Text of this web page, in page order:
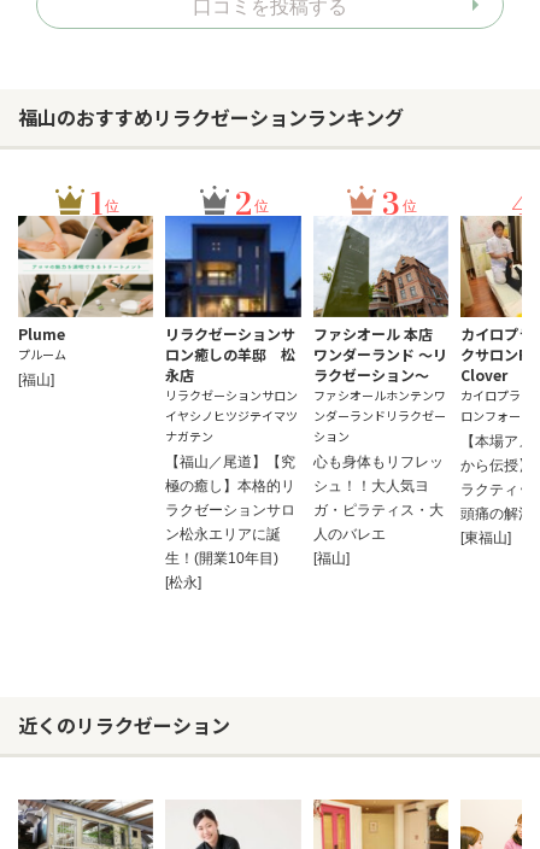
口コミを投稿する
福山のおすすめリラクゼーションランキング
1位
Plume
プルーム
[福山]
2 位
リラクゼーションサ
ロン癒しの羊邸 松
永店
リラクゼーションサロン
イヤシノヒツジテイマツ
ナガテン
【福山／尾道】【究
極の癒し】本格的リ
ラクゼーションサロ
ン松永エリアに誕
生！(開業10年目)
[松永]
3 位
ファシオール 本店
ワンダーランド ～リ
ラクゼーション～
ファシオールホンテンワ
ンダーランドリラクゼー
ション
心も身体もリフレッ
シュ！！大人気ヨ
ガ・ピラティス・大
人のバレエ
[福山]
4
カイロプラ
クサロン
Clover
カイロプラク
ロンフォーク
【本場アメ
から伝授】
ラクティッ
頭痛の解
[東福山]
近くのリラクゼーション